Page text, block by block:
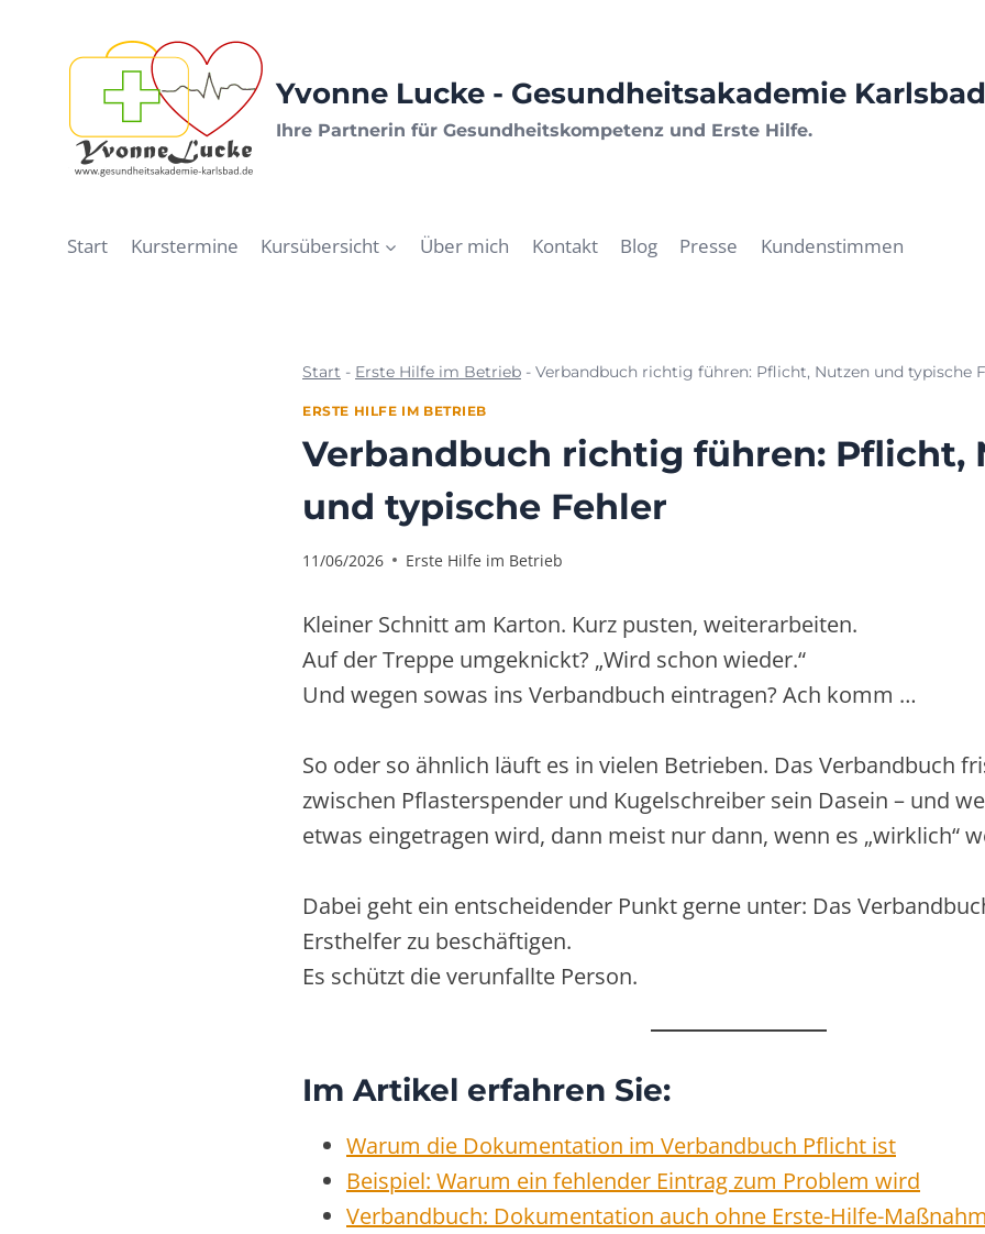
springen
Yvonne Lucke - Gesundheitsakademie Karlsbad
Ihre Partnerin für Gesundheitskompetenz und Erste Hilfe.
Start Kurstermine Kursübersicht Über mich Kontakt Blog Presse Kundenstimmen
Start - Erste Hilfe im Betrieb - Verbandbuch richtig führen: Pflicht, Nutzen und typische
ERSTE HILFE IM BETRIEB
Verbandbuch richtig führen: Pflicht,
und typische Fehler
11/06/2026 Erste Hilfe im Betrieb
Kleiner Schnitt am Karton. Kurz pusten, weiterarbeiten.
Auf der Treppe umgeknickt? „Wird schon wieder.“
Und wegen sowas ins Verbandbuch eintragen? Ach komm …
So oder so ähnlich läuft es in vielen Betrieben. Das Verbandbuch
zwischen Pflasterspender und Kugelschreiber sein Dasein – und
etwas eingetragen wird, dann meist nur dann, wenn es „wirklich“
Dabei geht ein entscheidender Punkt gerne unter: Das
Ersthelfer zu beschäftigen.
Es schützt die verunfallte Person.
Im Artikel erfahren Sie:
Warum die Dokumentation im Verbandbuch Pflicht ist
Beispiel: Warum ein fehlender Eintrag zum Problem wird
Verbandbuch: Dokumentation auch ohne Erste-Hilfe-